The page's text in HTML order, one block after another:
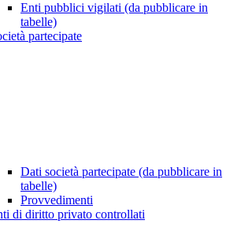
Enti pubblici vigilati (da pubblicare in
tabelle)
partecipate
Dati società partecipate (da pubblicare in
tabelle)
Provvedimenti
di diritto privato controllati